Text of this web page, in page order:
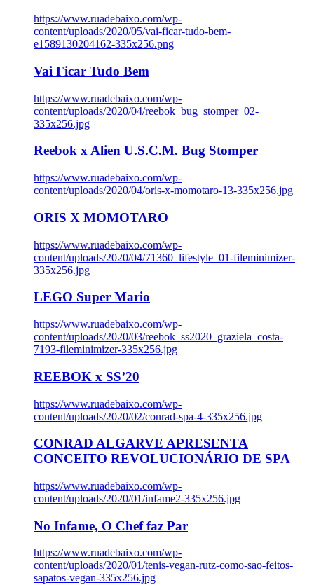
https://www.ruadebaixo.com/wp-
content/uploads/2020/05/vai-ficar-tudo-bem-
e1589130204162-335x256.png
Vai Ficar Tudo Bem
https://www.ruadebaixo.com/wp-
content/uploads/2020/04/reebok_bug_stomper_02-
335x256.jpg
Reebok x Alien U.S.C.M. Bug Stomper
https://www.ruadebaixo.com/wp-
content/uploads/2020/04/oris-x-momotaro-13-335x256.jpg
ORIS X MOMOTARO
https://www.ruadebaixo.com/wp-
content/uploads/2020/04/71360_lifestyle_01-fileminimizer-
335x256.jpg
LEGO Super Mario
https://www.ruadebaixo.com/wp-
content/uploads/2020/03/reebok_ss2020_graziela_costa-
7193-fileminimizer-335x256.jpg
REEBOK x SS’20
https://www.ruadebaixo.com/wp-
content/uploads/2020/02/conrad-spa-4-335x256.jpg
CONRAD ALGARVE APRESENTA
CONCEITO REVOLUCIONÁRIO DE SPA
https://www.ruadebaixo.com/wp-
content/uploads/2020/01/infame2-335x256.jpg
No Infame, O Chef faz Par
https://www.ruadebaixo.com/wp-
content/uploads/2020/01/tenis-vegan-rutz-como-sao-feitos-
sapatos-vegan-335x256.jpg